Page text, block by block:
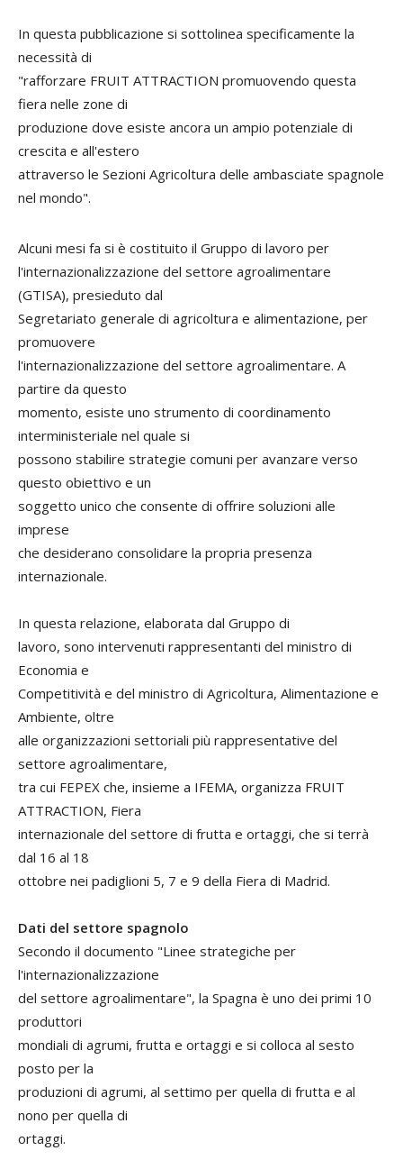
In questa pubblicazione si sottolinea specificamente la
necessità di
"rafforzare FRUIT ATTRACTION promuovendo questa
fiera nelle zone di
produzione dove esiste ancora un ampio potenziale di
crescita e all'estero
attraverso le Sezioni Agricoltura delle ambasciate spagnole
nel mondo".
Alcuni mesi fa si è costituito il Gruppo di lavoro per
l'internazionalizzazione del settore agroalimentare
(GTISA), presieduto dal
Segretariato generale di agricoltura e alimentazione, per
promuovere
l'internazionalizzazione del settore agroalimentare. A
partire da questo
momento, esiste uno strumento di coordinamento
interministeriale nel quale si
possono stabilire strategie comuni per avanzare verso
questo obiettivo e un
soggetto unico che consente di offrire soluzioni alle
imprese
che desiderano consolidare la propria presenza
internazionale.
In questa relazione, elaborata dal Gruppo di
lavoro, sono intervenuti rappresentanti del ministro di
Economia e
Competitività e del ministro di Agricoltura, Alimentazione e
Ambiente, oltre
alle organizzazioni settoriali più rappresentative del
settore agroalimentare,
tra cui FEPEX che, insieme a IFEMA, organizza FRUIT
ATTRACTION, Fiera
internazionale del settore di frutta e ortaggi, che si terrà
dal 16 al 18
ottobre nei padiglioni 5, 7 e 9 della Fiera di Madrid.
Dati del settore spagnolo
Secondo il documento "Linee strategiche per
l'internazionalizzazione
del settore agroalimentare", la Spagna è uno dei primi 10
produttori
mondiali di agrumi, frutta e ortaggi e si colloca al sesto
posto per la
produzioni di agrumi, al settimo per quella di frutta e al
nono per quella di
ortaggi.